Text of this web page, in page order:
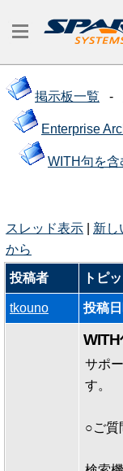
掲示板一覧 -
Enterprise
WITH句を
スレッド表示
新し
から
投稿者 トピ
tkouno 投稿
サポ
す。
○ご質